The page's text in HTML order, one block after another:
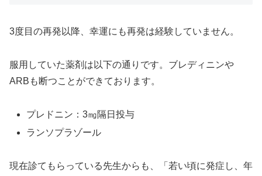
3度目の再発以降、幸運にも再発は経験していません。
服用していた薬剤は以下の通りです。ブレディニンや
ARBも断つことができております。
プレドニン：3㎎隔日投与
ランソプラゾール
現在診てもらっている先生からも、「若い頃に発症し、年